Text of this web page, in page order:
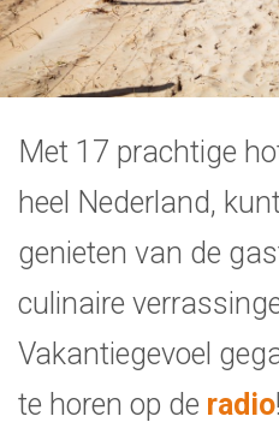
Met 17 prachtige
heel Nederland,
genieten van de
culinaire
Vakantiegevoel
te horen op de radio!